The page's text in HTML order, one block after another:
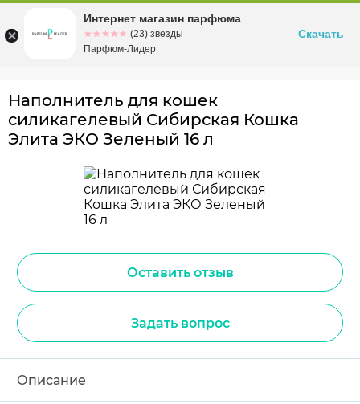
Омскул. Заозерная, 11, к. 1
Наполнитель для кошек
силикагелевый Сибирская Кошка
Элита ЭКО Зеленый 16 л
Оставить отзыв
Задать вопрос
Описание
Интернет магазин парфюма
☆☆☆☆☆
★★★★★ (23) звезды
Парфюм-Лидер
Скачать